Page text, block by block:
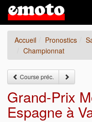
Accueil Pronostics
Championnat
Course préc.
Grand-Prix
Espagne à